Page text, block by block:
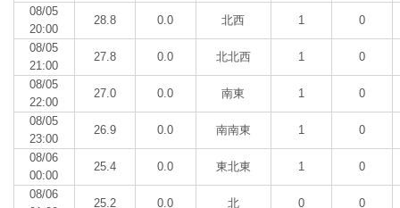
08/05
20:00
28.8 0.0 北西 1 0
08/05
21:00
27.8 0.0 北北西 1 0
08/05
22:00
27.0 0.0 南東 1 0
08/05
23:00
26.9 0.0 南南東 1 0
08/06
00:00
25.4 0.0 東北東 1 0
08/06
25.2 0.0 北 0 0